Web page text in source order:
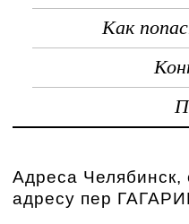
Как
Адреса Челябинск,
адресу пер